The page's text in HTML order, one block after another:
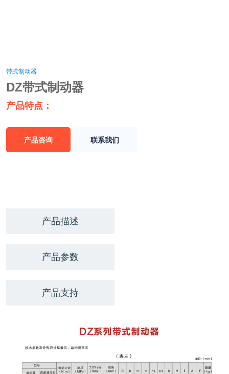
带式制动器
DZ带式制动器
产品特点：
产品咨询 联系我们
产品描述
产品参数
产品支持